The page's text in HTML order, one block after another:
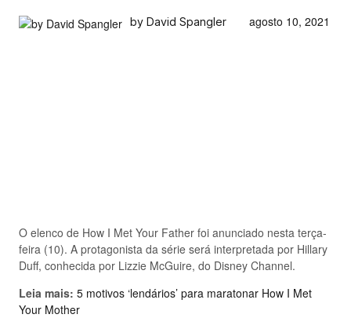
by David Spangler agosto 10, 2021
O elenco de How I Met Your Father foi anunciado nesta terça-
feira (10). A protagonista da série será interpretada por Hillary
Duff, conhecida por Lizzie McGuire, do Disney Channel.
Leia mais: 5 motivos ‘lendários’ para maratonar How I Met
Your Mother